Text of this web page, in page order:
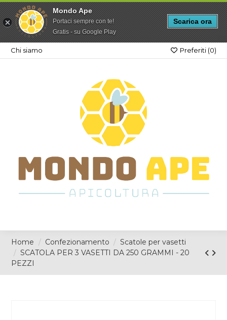
Mondo Ape
Portaci sempre con te!
Gratis - su Google Play
Scarica ora
Chi siamo Preferiti (0)
Home Confezionamento
Scatole per vasetti
SCATOLA PER 3 VASETTI DA 250 GRAMMI - 20
PEZZI